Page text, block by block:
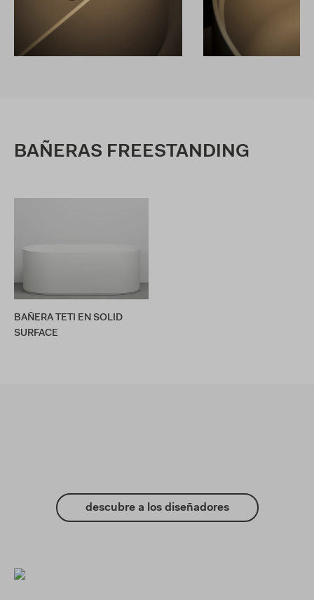
BAÑERAS FREESTANDING
BAÑERA TETI EN SOLID
SURFACE
descubre a los diseñadores